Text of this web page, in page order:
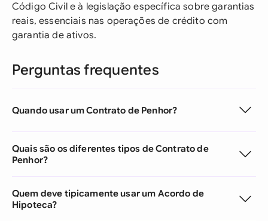
Código Civil e à legislação específica sobre garantias
reais, essenciais nas operações de crédito com
garantia de ativos.
Perguntas frequentes
Quando usar um Contrato de Penhor?
Quais são os diferentes tipos de Contrato de
Penhor?
Quem deve tipicamente usar um Acordo de
Hipoteca?